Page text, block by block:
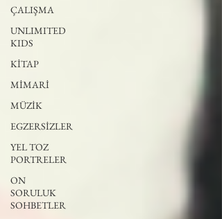
ÇALIŞMA
UNLIMITED
KIDS
KİTAP
MİMARİ
MÜZİK
EGZERSİZLER
YEL TOZ
PORTRELER
ON
SORULUK
SOHBETLER